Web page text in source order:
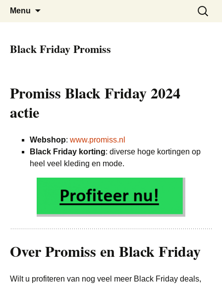
Black Friday Super SALE
De beste kortingen bij elkaar!
Menu
Zoeken
naar:
Black Friday Promiss
Promiss Black Friday 2024
actie
Webshop: www.promiss.nl
Black Friday korting: diverse hoge kortingen op
heel veel kleding en mode.
Over Promiss en Black Friday
Wilt u profiteren van nog veel meer Black Friday deals,